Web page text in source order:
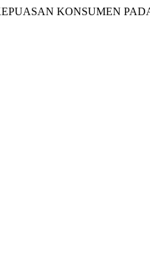
KONSUMEN